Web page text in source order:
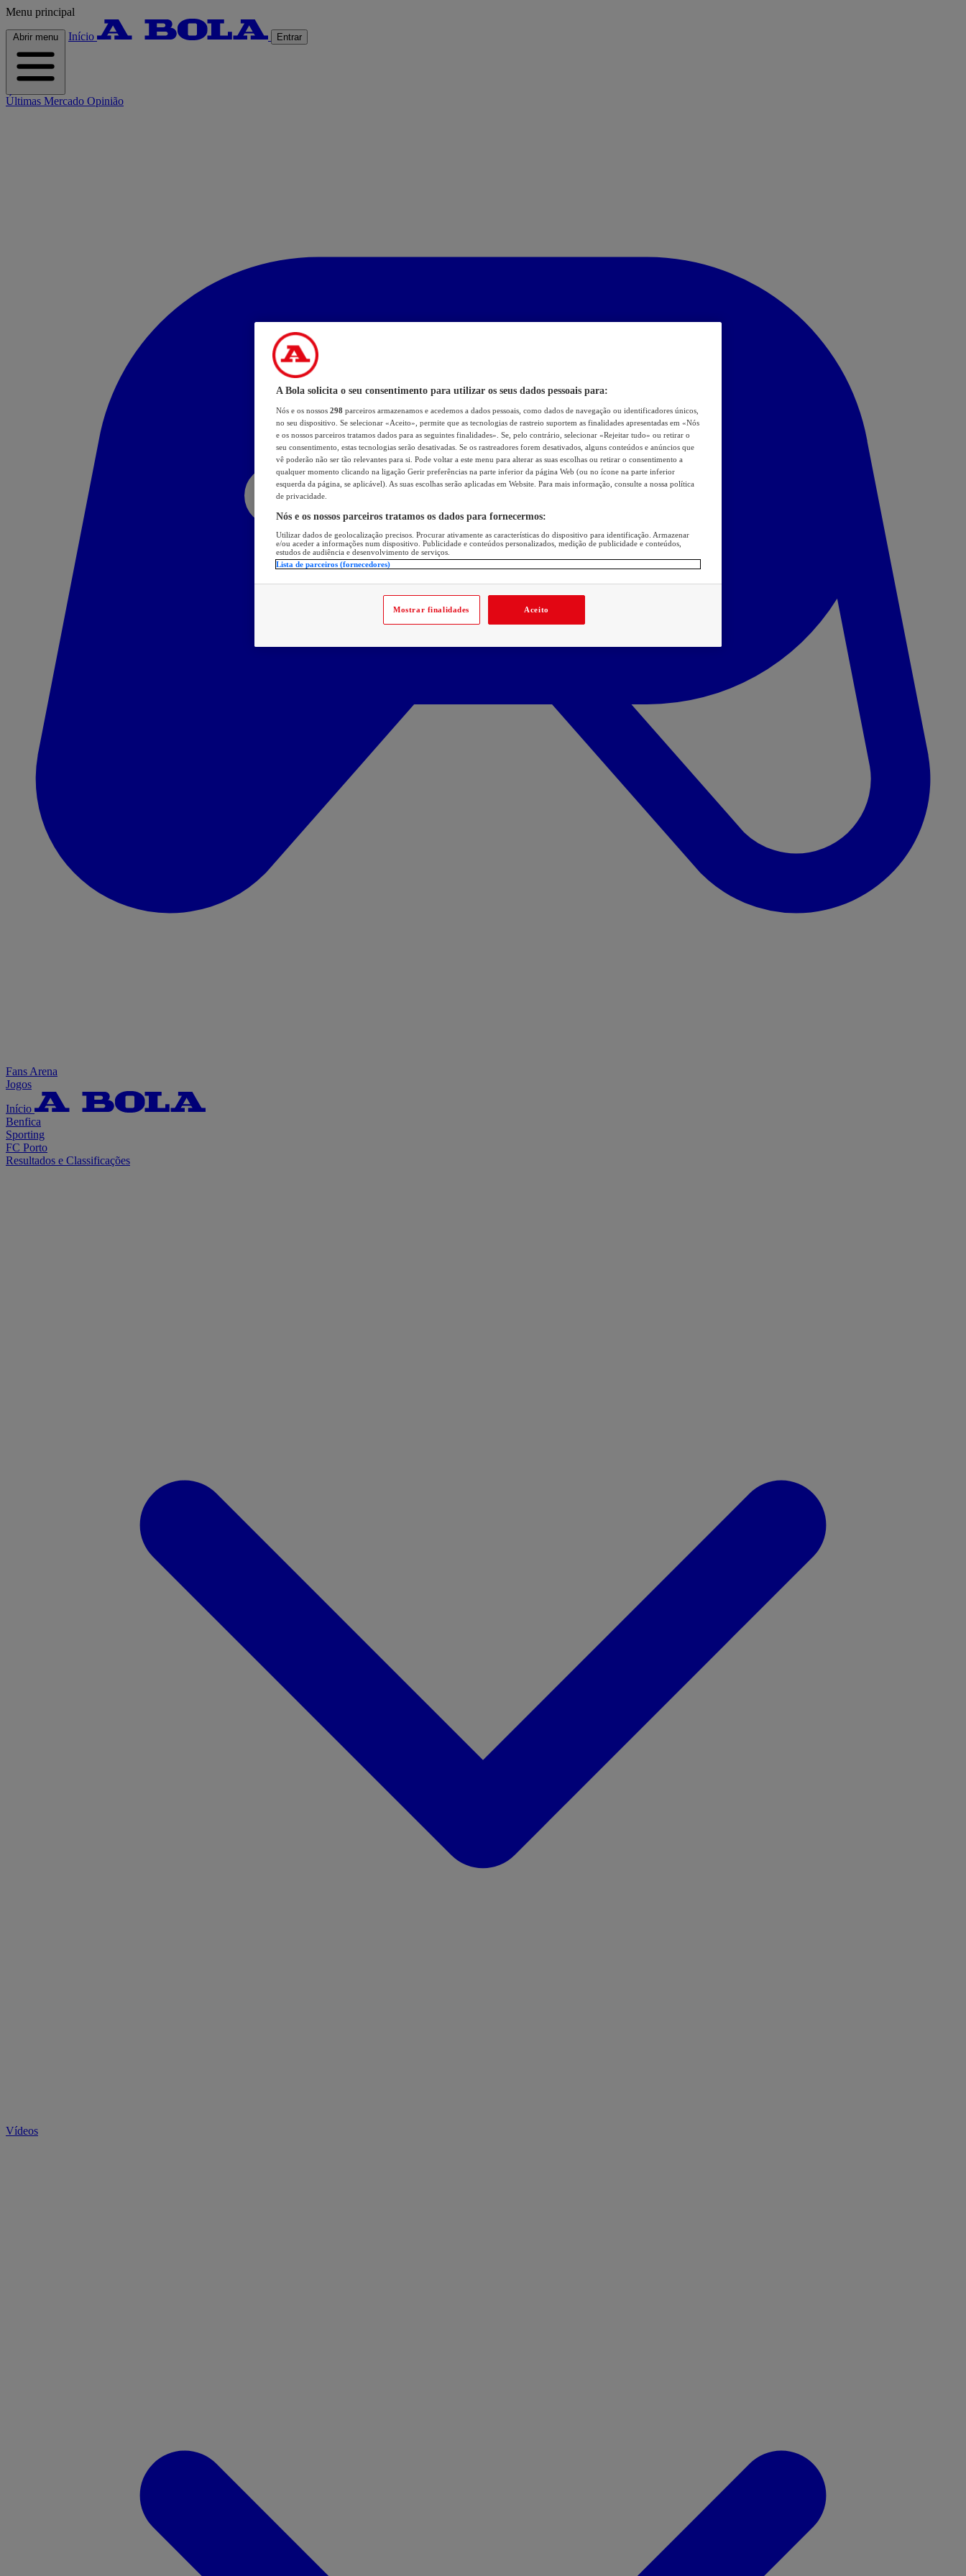
Menu principal
Abrir menu Início Entrar
Últimas Mercado Opinião
Fans Arena
Jogos
Início
Benfica
Sporting
FC Porto
Resultados e Classificações
Vídeos
A Bola solicita o seu consentimento para utilizar os seus dados pessoais para:
Nós e os nossos 298 parceiros armazenamos e acedemos a dados pessoais, como dados de navegação ou identificadores únicos,
no seu dispositivo. Se selecionar «Aceito», permite que as tecnologias de rastreio suportem as finalidades apresentadas em «Nós
e os nossos parceiros tratamos dados para as seguintes finalidades». Se, pelo contrário, selecionar «Rejeitar tudo» ou retirar o
seu consentimento, estas tecnologias serão desativadas. Se os rastreadores forem desativados, alguns conteúdos e anúncios que
vê poderão não ser tão relevantes para si. Pode voltar a este menu para alterar as suas escolhas ou retirar o consentimento a
qualquer momento clicando na ligação Gerir preferências na parte inferior da página Web (ou no ícone na parte inferior
esquerda da página, se aplicável). As suas escolhas serão aplicadas em Website. Para mais informação, consulte a nossa política
de privacidade.
Nós e os nossos parceiros tratamos os dados para fornecermos:
Utilizar dados de geolocalização precisos. Procurar ativamente as características do dispositivo para identificação. Armazenar
e/ou aceder a informações num dispositivo. Publicidade e conteúdos personalizados, medição de publicidade e conteúdos,
estudos de audiência e desenvolvimento de serviços.
Lista de parceiros (fornecedores)
Mostrar finalidades Aceito